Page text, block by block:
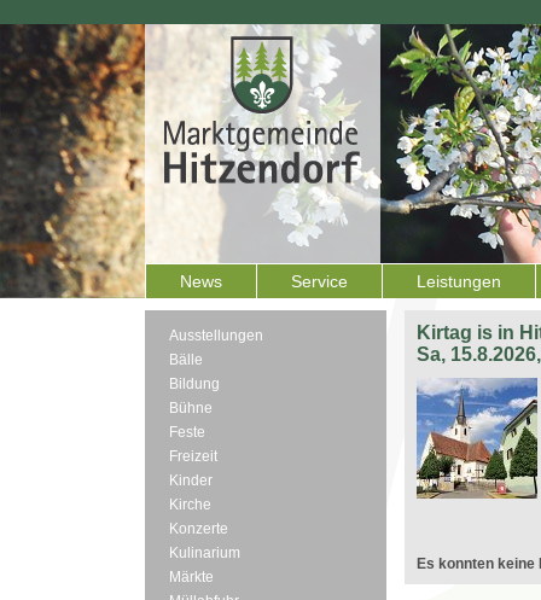
News Service Leistungen
Ausstellungen
Bälle
Bildung
Bühne
Feste
Freizeit
Kinder
Kirche
Konzerte
Kulinarium
Märkte
Kirtag is in
Sa,
Es konnten keine